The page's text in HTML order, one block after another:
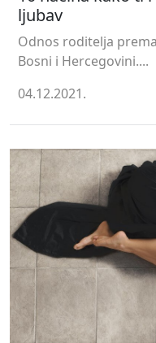
ljubav
Odnos roditelja
Bosni i Hercegovini....
04.12.2021.